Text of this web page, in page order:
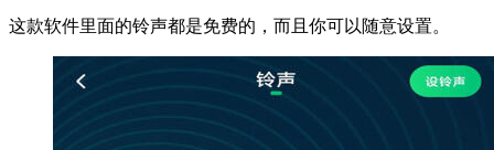
这款软件里面的铃声都是免费的，而且你可以随意设置。